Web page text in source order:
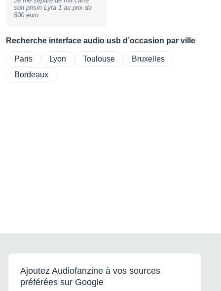
son prism Lyra 1 au prix de
800 euro
Recherche interface audio usb d’occasion par ville
Paris Lyon Toulouse
Bruxelles
Bordeaux
Ajoutez Audiofanzine à vos sources
préférées sur Google